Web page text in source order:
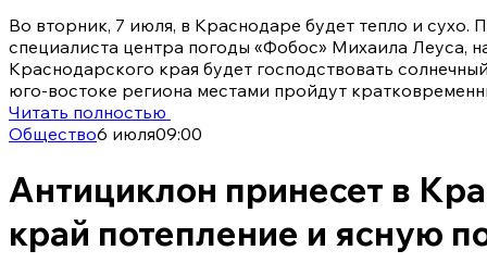
Во вторник, 7 июля, в Краснодаре будет тепло и сухо.
специалиста центра погоды «Фобос» Михаила Леуса,
Краснодарского края будет господствовать
юго-востоке региона местами пройдут
Читать полностью
Общество6 июля09:00
Антициклон принесет в
край потепление и ясную